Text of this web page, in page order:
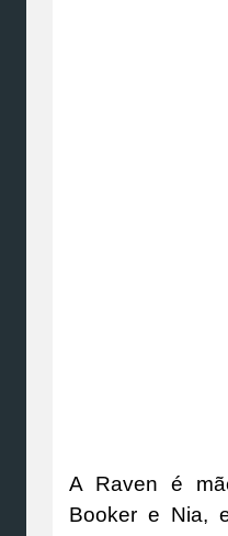
A Raven é
Booker e Nia,